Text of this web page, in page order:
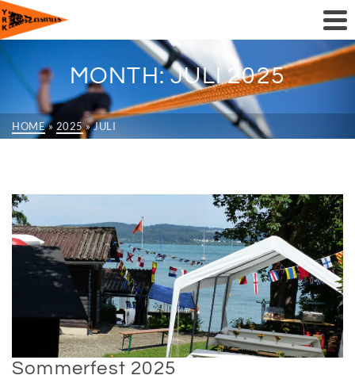
MONTH: JULI 2025
HOME » 2025 » JULI
Sommerfest 2025